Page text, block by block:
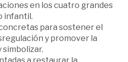
en los cuatro grandes
infantil.
para sostener el
y promover la
simbolizar.